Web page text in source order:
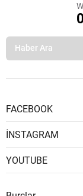
FACEBOOK
İNSTAGRAM
YOUTUBE